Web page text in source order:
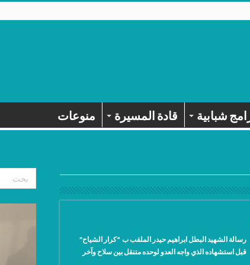
شبابية قادة المسيرة منوعات
رسالة الشهيد البطل ابراهيم حيدر الملقب ب “كرار الشياح”
قبل استشهاده الذي واجه العدو لوحده متنقل بين سلاح وآخر